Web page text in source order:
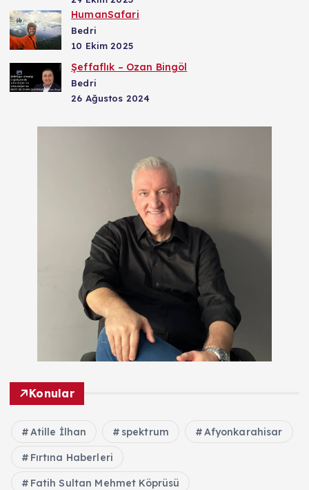
HumanSafari
Bedri
10 Ekim 2025
Şeffaflık – Ozan Bingöl
Bedri
26 Ağustos 2024
Konular
Atille İlhan spektrum Afyonkarahisar
Fırtına Haberleri
Fatih Sultan Mehmet Köprüsü